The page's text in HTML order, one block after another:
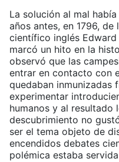
La solución al mal
años antes, en 1796,
científico inglés Edward
marcó un hito en la
observó que las
entrar en contacto con
quedaban inmunizadas
experimentar
humanos y al resultado
descubrimiento no
ser el tema objeto de
encendidos debates
polémica estaba